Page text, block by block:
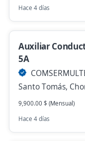
Hace 4 días
Auxiliar
5A
Santo Tomás,
9,900.00 $ (Mensual)
Hace 4 días